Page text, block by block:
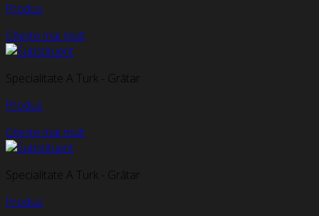
Produs
Citește mai mult
Specialitate A Turk - Grătar
Produs
Citește mai mult
Specialitate A Turk - Grătar
Produs